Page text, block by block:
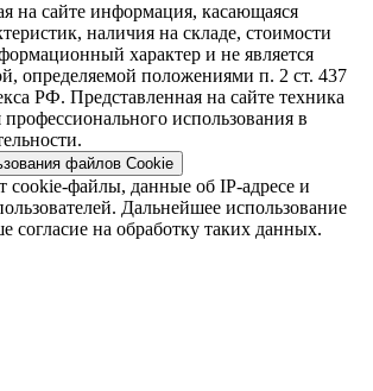
на сайте информация, касающаяся
наличия на складе, стоимости
характер и не является
определяемой положениями п. 2 ст. 437
РФ. Представленная на сайте техника
профессионального использования в
файлов Cookie
cookie-файлы, данные об IP-адресе и
Дальнейшее использование
согласие на обработку таких данных.